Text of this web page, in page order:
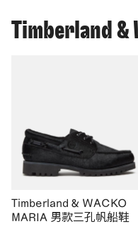
Timberland &
Timberland & WACKO
MARIA 男款三孔帆船鞋